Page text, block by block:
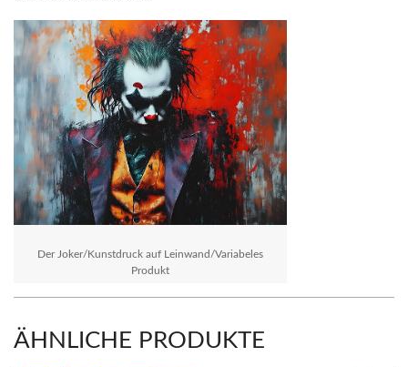
Der Joker/Kunstdruck auf Leinwand/Variabeles
Produkt
ÄHNLICHE PRODUKTE